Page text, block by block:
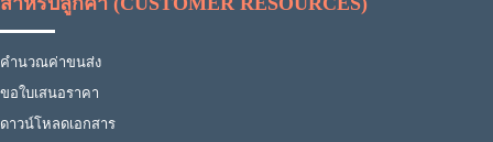
คำนวณค่าขนส่ง
ขอใบเสนอราคา
ดาวน์โหลดเอกสาร